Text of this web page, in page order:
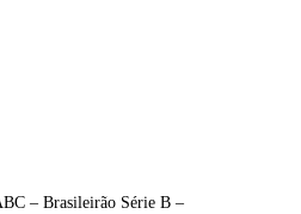
– Brasileirão Série B –